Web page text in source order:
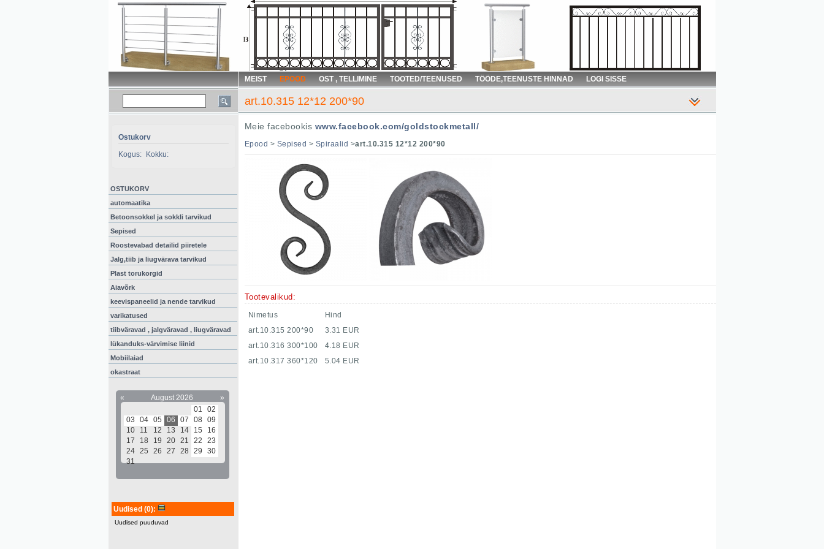
MEIST EPOOD OST , TELLIMINE TOOTED/TEENUSED TÖÖDE,TEENUSTE HINNAD LOGI SISSE
art.10.315 12*12 200*90
Ostukorv
Kogus:
Kokku:
OSTUKORV
automaatika
Betoonsokkel ja sokkli tarvikud
Sepised
Roostevabad detailid piiretele
Jalg,tiib ja liugvärava tarvikud
Plast torukorgid
Aiavõrk
keevispaneelid ja nende tarvikud
varikatused
tiibväravad , jalgväravad , liugväravad
lükanduks-värvimise liinid
Mobiilaiad
okastraat
« August 2026
»
01
02
03
04 05 06 07 08
09
10
11 12 13 14 15
16
17
18 19 20 21 22
23
24
25 26 27 28 29
30
31
Uudised (0):
Uudised puuduvad
Meie facebookis www.facebook.com/goldstockmetall/
Epood > Sepised > Spiraalid >art.10.315 12*12 200*90
Tootevalikud:
Nimetus
Hind
art.10.315 200*90
3.31 EUR
art.10.316 300*100
4.18 EUR
art.10.317 360*120
5.04 EUR